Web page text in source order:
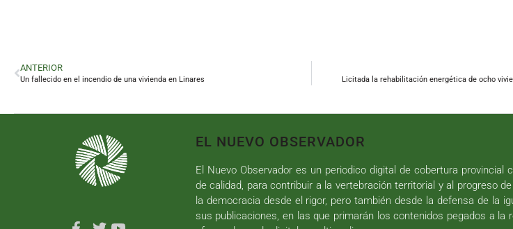
ANTERIOR
Un fallecido en el incendio de una vivienda en Linares Licitada la rehabilitación energética de ocho
EL NUEVO OBSERVADOR
El Nuevo Observador es un periodico digital de cobertura provincial
de calidad, para contribuir a la vertebración territorial y al progreso
la democracia desde el rigor, pero también desde la defensa de la
sus publicaciones, en las que primarán los contenidos pegados a la